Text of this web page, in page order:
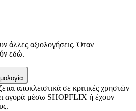
άλλες αξιολογήσεις. Όταν
εδώ.
αποκλειστικά σε κριτικές χρηστών
αγορά μέσω SHOPFLIX ή έχουν